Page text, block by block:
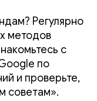
Регулярно
методов
с
по
и проверьте,
советам».